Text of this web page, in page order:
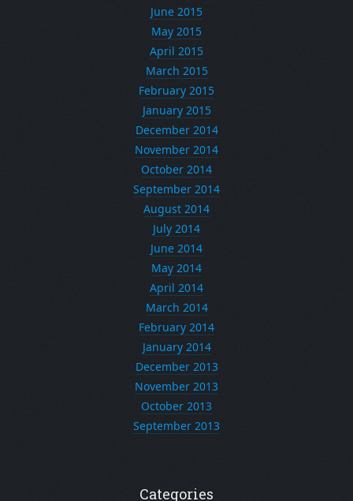
June 2015
May 2015
April 2015
March 2015
February 2015
January 2015
December 2014
November 2014
October 2014
September 2014
August 2014
July 2014
June 2014
May 2014
April 2014
March 2014
February 2014
January 2014
December 2013
November 2013
October 2013
September 2013
Categories